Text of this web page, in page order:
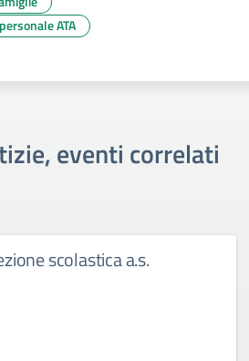
ATA
eventi correlati
scolastica a.s.